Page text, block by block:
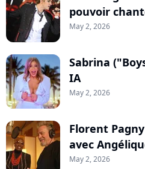
pouvoir
May 2, 2026
Sabrina
IA
May 2, 2026
Florent
avec
May 2, 2026